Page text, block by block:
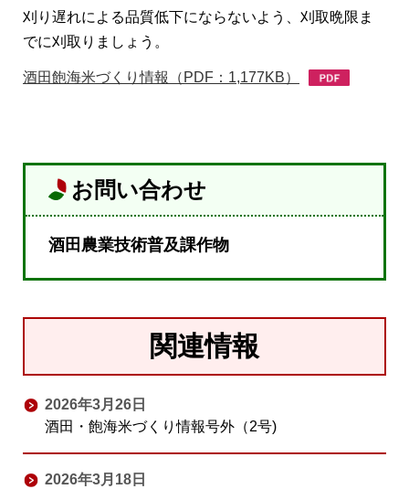
刈り遅れによる品質低下にならないよう、刈取晩限ま
でに刈取りましょう。
酒田飽海米づくり情報（PDF：1,177KB）
お問い合わせ
酒田農業技術普及課作物
関連情報
2026年3月26日
酒田・飽海米づくり情報号外（2号)
2026年3月18日